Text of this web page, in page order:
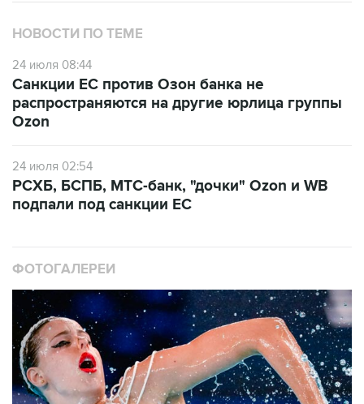
НОВОСТИ ПО ТЕМЕ
24 июля 08:44
Санкции ЕС против Озон банка не
распространяются на другие юрлица группы
Ozon
24 июля 02:54
РСХБ, БСПБ, МТС-банк, "дочки" Ozon и WB
подпали под санкции ЕС
ФОТОГАЛЕРЕИ